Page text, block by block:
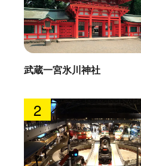
武蔵一宮氷川神社
2